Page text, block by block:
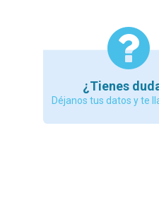
¿Tienes
Déjanos tus datos y te